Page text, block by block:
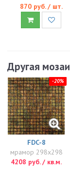
870 руб. / шт.
Другая
-20%
FDC-8
мрамор 298x298
4208 руб. / кв.м.